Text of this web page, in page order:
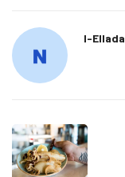
I-Ellada